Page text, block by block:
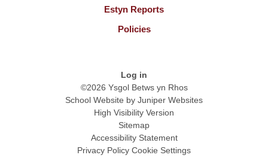
Estyn Reports
Policies
Log in
©2026 Ysgol Betws yn Rhos
School Website by Juniper Websites
High Visibility Version
Sitemap
Accessibility Statement
Privacy Policy Cookie Settings